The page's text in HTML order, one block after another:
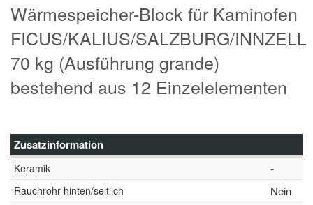
Wärmespeicher-Block für Kaminofen
FICUS/KALIUS/SALZBURG/INNZELL
70 kg (Ausführung grande)
bestehend aus 12 Einzelelementen
Zusatzinformation
Keramik -
Rauchrohr hinten/seitlich Nein